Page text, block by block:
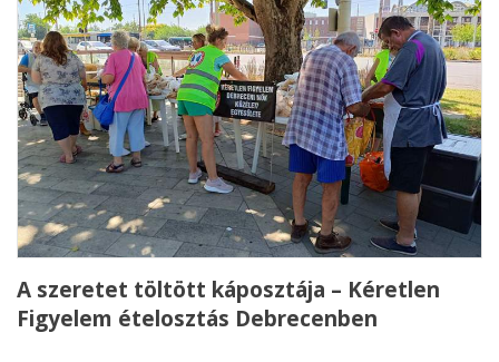
A szeretet töltött káposztája – Kéretlen
Figyelem ételosztás Debrecenben